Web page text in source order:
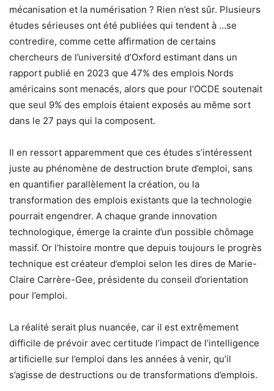
mécanisation et la numérisation ? Rien n’est sûr. Plusieurs
études sérieuses ont été publiées qui tendent à …se
contredire, comme cette affirmation de certains
chercheurs de l’université d’Oxford estimant dans un
rapport publié en 2023 que 47% des emplois Nords
américains sont menacés, alors que pour l’OCDE soutenait
que seul 9% des emplois étaient exposés au même sort
dans le 27 pays qui la composent.
Il en ressort apparemment que ces études s’intéressent
juste au phénomène de destruction brute d’emploi, sans
en quantifier parallèlement la création, ou la
transformation des emplois existants que la technologie
pourrait engendrer. A chaque grande innovation
technologique, émerge la crainte d’un possible chômage
massif. Or l’histoire montre que depuis toujours le progrès
technique est créateur d’emploi selon les dires de Marie-
Claire Carrère-Gee, présidente du conseil d’orientation
pour l’emploi.
La réalité serait plus nuancée, car il est extrêmement
difficile de prévoir avec certitude l’impact de l’intelligence
artificielle sur l’emploi dans les années à venir, qu’il
s’agisse de destructions ou de transformations d’emplois.